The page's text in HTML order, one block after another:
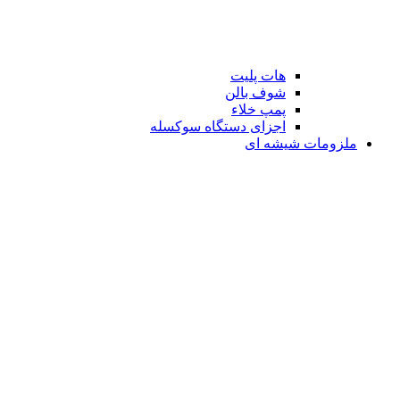
هات پلیت
شوف بالن
پمپ خلاء
اجزای دستگاه سوکسله
ملزومات شیشه ای